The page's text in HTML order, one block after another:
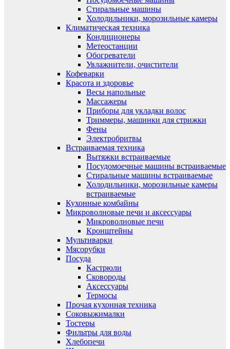
Стиральные машины
Холодильники, морозильные камеры
Климатическая техника
Кондиционеры
Метеостанции
Обогреватели
Увлажнители, очистители
Кофеварки
Красота и здоровье
Весы напольные
Массажеры
Приборы для укладки волос
Триммеры, машинки для стрижки
Фены
Электробритвы
Встраиваемая техника
Вытяжки встраиваемые
Посудомоечные машины встраиваемые
Стиральные машины встраиваемые
Холодильники, морозильные камеры
встраиваемые
Кухонные комбайны
Микроволновые печи и аксессуары
Микроволновые печи
Кронштейны
Мультиварки
Мясорубки
Посуда
Кастрюли
Сковороды
Аксессуары
Термосы
Прочая кухонная техника
Соковыжималки
Тостеры
Фильтры для воды
Хлебопечи